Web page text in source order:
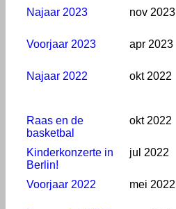
Najaar 2023 nov 2023
Voorjaar 2023
apr 2023
Najaar 2022
okt 2022
Raas en de
basketbal
okt 2022
Kinderkonzerte in
Berlin!
jul 2022
Voorjaar 2022 mei 2022